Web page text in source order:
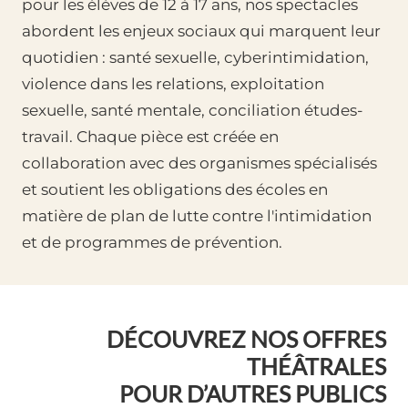
pour les élèves de 12 à 17 ans, nos spectacles
abordent les enjeux sociaux qui marquent leur
quotidien : santé sexuelle, cyberintimidation,
violence dans les relations, exploitation
sexuelle, santé mentale, conciliation études-
travail. Chaque pièce est créée en
collaboration avec des organismes spécialisés
et soutient les obligations des écoles en
matière de plan de lutte contre l'intimidation
et de programmes de prévention.
DÉCOUVREZ NOS OFFRES
THÉÂTRALES
POUR D’AUTRES PUBLICS